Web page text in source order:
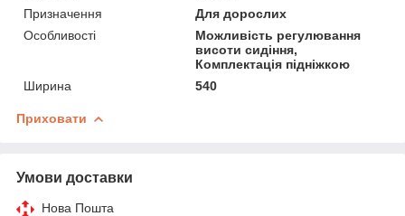
Призначення
Для дорослих
Особливості
Можливість регулювання
висоти сидіння,
Комплектація підніжкою
Ширина
540
Приховати
Умови доставки
Нова Пошта